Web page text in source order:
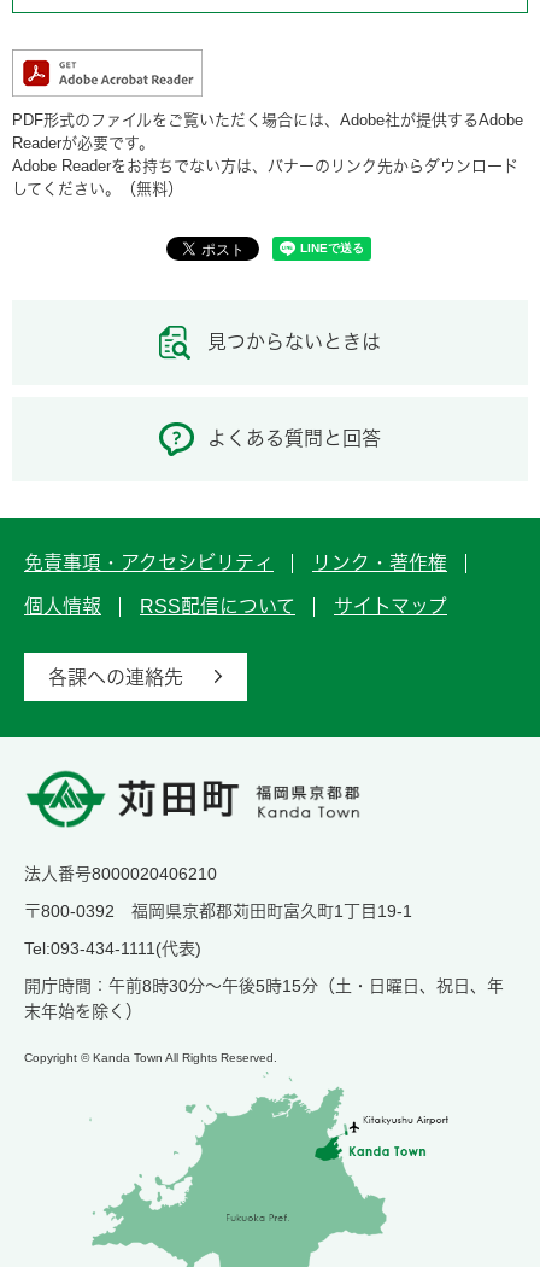
PDF形式のファイルをご覧いただく場合には、Adobe社が提供するAdobe
Readerが必要です。
Adobe Readerをお持ちでない方は、バナーのリンク先からダウンロード
してください。（無料）
見つからないときは
よくある質問と回答
免責事項・アクセシビリティ リンク・著作権
個人情報 RSS配信について サイトマップ
各課への連絡先
法人番号8000020406210
〒800-0392 福岡県京都郡苅田町富久町1丁目19-1
Tel:093-434-1111(代表)
開庁時間：午前8時30分～午後5時15分（土・日曜日、祝日、年
末年始を除く）
Copyright © Kanda Town All Rights Reserved.